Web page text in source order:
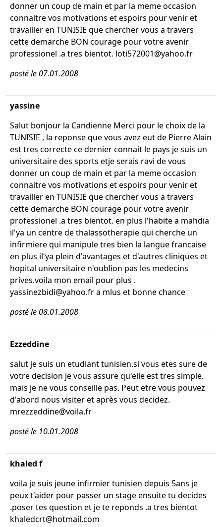
donner un coup de main et par la meme occasion
connaitre vos motivations et espoirs pour venir et
travailler en TUNISIE que chercher vous a travers
cette demarche BON courage pour votre avenir
professionel .a tres bientot. loti572001@yahoo.fr
posté le 07.01.2008
yassine
Salut bonjour la Candienne Merci pour le choix de la
TUNISIE , la reponse que vous avez eut de Pierre Alain
est tres correcte ce dernier connait le pays je suis un
universitaire des sports etje serais ravi de vous
donner un coup de main et par la meme occasion
connaitre vos motivations et espoirs pour venir et
travailler en TUNISIE que chercher vous a travers
cette demarche BON courage pour votre avenir
professionel .a tres bientot. en plus l'habite a mahdia
il'ya un centre de thalassotherapie qui cherche un
infirmiere qui manipule tres bien la langue francaise
en plus il'ya plein d'avantages et d'autres cliniques et
hopital universitaire n'oublion pas les medecins
prives.voila mon email pour plus .
yassinezbidi@yahoo.fr a mlus et bonne chance
posté le 08.01.2008
Ezzeddine
salut je suis un etudiant tunisien.si vous etes sure de
votre decision je vous assure qu'elle est tres simple.
mais je ne vous conseille pas. Peut etre vous pouvez
d'abord nous visiter et après vous decidez.
mrezzeddine@voila.fr
posté le 10.01.2008
khaled f
voila je suis jeune infirmier tunisien depuis 5ans je
peux t'aider pour passer un stage ensuite tu decides
.poser tes question et je te reponds .a tres bientot
khaledcrt@hotmail.com